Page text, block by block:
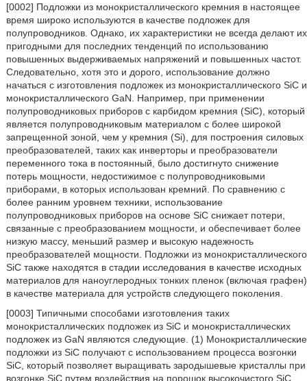
[0002] Подложки из монокристаллического кремния в настоящее
время широко используются в качестве подложек для
полупроводников. Однако, их характеристики не всегда делают их
пригодными для последних тенденций по использованию
повышенных выдерживаемых напряжений и повышенных частот.
Следовательно, хотя это и дорого, использование должно
начаться с изготовления подложек из монокристаллического SiC и
монокристаллического GaN. Например, при применении
полупроводниковых приборов с карбидом кремния (SiC), который
является полупроводниковым материалом с более широкой
запрещенной зоной, чем у кремния (Si), для построения силовых
преобразователей, таких как инверторы и преобразователи
переменного тока в постоянный, было достигнуто снижение
потерь мощности, недостижимое с полупроводниковыми
приборами, в которых использован кремний. По сравнению с
более ранним уровнем техники, использование
полупроводниковых приборов на основе SiC снижает потери,
связанные с преобразованием мощности, и обеспечивает более
низкую массу, меньший размер и высокую надежность
преобразователей мощности. Подложки из монокристаллического
SiC также находятся в стадии исследования в качестве исходных
материалов для наноуглеродных тонких пленок (включая графен)
в качестве материала для устройств следующего поколения.
[0003] Типичными способами изготовления таких
монокристаллических подложек из SiC и монокристаллических
подложек из GaN являются следующие. (1) Монокристаллические
подложки из SiC получают с использованием процесса возгонки
SiC, который позволяет выращивать зародышевые кристаллы при
возгонке SiC путем воздействия на порошок высокочистого SiC